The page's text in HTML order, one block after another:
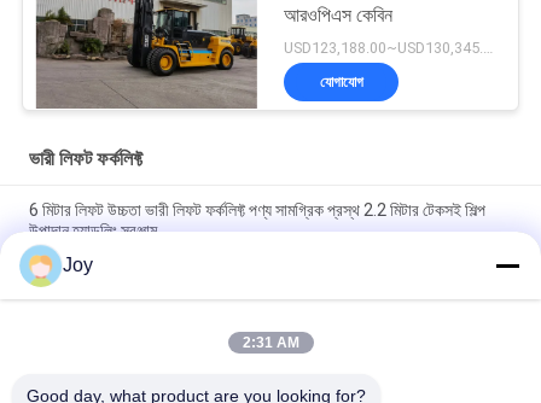
আরওপিএস কেবিন
USD123,188.00~USD130,345.00/ Unit MOQ:1 একক
যোগাযোগ
ভারী লিফট ফর্কলিফ্ট
6 মিটার লিফট উচ্চতা ভারী লিফট ফর্কলিফ্ট পণ্য সামগ্রিক প্রস্থ 2.2 মিটার টেকসই শিল্প
উপাদান হ্যান্ডলিং সরঞ্জাম
বক্স টাইপ ইনার আউটার মাস্ট কাউন্টারব্যালেন্স ফর্কলিফ্ট সামগ্রিক আকার
৭২০০x২৫৫০x৩৪৬০মিমি গুদামঘরের জন্য হেভি ডিউটি ​​লিফটিং ভেহিকেল
210 বার হাইড্রোলিক সিস্টেম চাপ ভারী লিফট ফোর্কলিফ্ট নামমাত্র ক্ষমতা 16000 কেজি
Joy
2:31 AM
Good day, what product are you looking for?